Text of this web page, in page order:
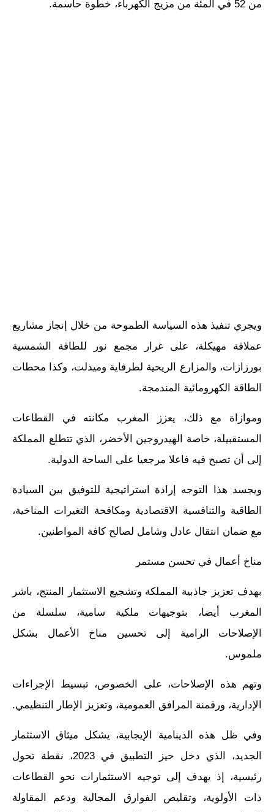
من 52 في المئة من مزيج الكهرباء، خطوة حاسمة.
ويجري تنفيذ هذه السياسة الطموحة من خلال إنجاز مشاريع
عملاقة مهيكلة، على غرار مجمع نور للطاقة الشمسية
بورزازات، والمزارع الريحية لطرفاية وميدلت، وكذا محطات
الطاقة الكهرومائية المندمجة.
وموازاة مع ذلك، يعزز المغرب مكانته في القطاعات
المستقبيلة، خاصة الهيدروجين الأخضر، الذي تتطلع المملكة
إلى أن تصبح فيه فاعلا مرجعيا على الساحة الدولية.
ويجسد هذا التوجه إرادة استراتيجية للتوفيق بين السيادة
الطاقية والتنافسية الاقتصادية ومكافحة التغيرات المناخية،
مع ضمان انتقال عادل وشامل لصالح كافة المواطنين.
مناخ أعمال في تحسن مستمر
بهدف تعزيز جاذبية المملكة وتشجيع الاستثمار المنتج، باشر
المغرب أيضا، بتوجيهات ملكية سامية، سلسلة من
الإصلاحات الرامية إلى تحسين مناخ الأعمال بشكل
ملموس.
وتهم هذه الإصلاحات، على الخصوص، تبسيط الإجراءات
الإدارية، ورقمنة المرافق العمومية، وتعزيز الإطار التنظيمي.
وفي ظل هذه الدينامية الإيجابية، يشكل ميثاق الاستثمار
الجديد، الذي دخل حيز التطبيق في 2023، نقطة تحول
رئيسية، إذ يهدف إلى توجيه الاستثمارات نحو القطاعات
ذات الأولوية، وتقليص الفوارق المجالية ودعم المقاولة